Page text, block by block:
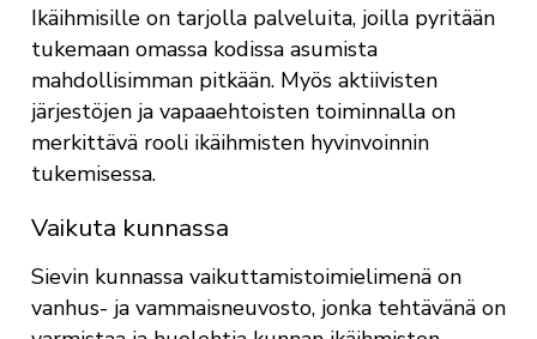
Ikäihmisille on tarjolla palveluita, joilla pyritään
tukemaan omassa kodissa asumista
mahdollisimman pitkään. Myös aktiivisten
järjestöjen ja vapaaehtoisten toiminnalla on
merkittävä rooli ikäihmisten hyvinvoinnin
tukemisessa.
Vaikuta kunnassa
Sievin kunnassa vaikuttamistoimielimenä on
vanhus- ja vammaisneuvosto, jonka tehtävänä on